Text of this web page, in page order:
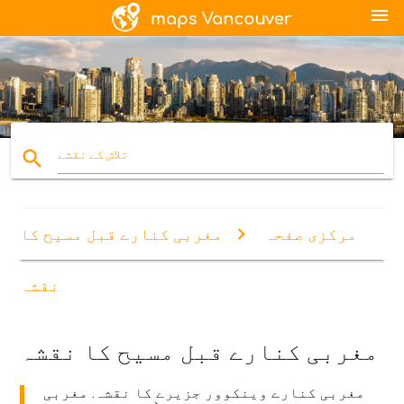
menu
search تلاش کے نقشے
مرکزی صفحہ مغربی کنارے قبل مسیح کا
نقشہ
مغربی کنارے قبل مسیح کا نقشہ
مغربی کنارے وینکوور جزیرے کا نقشہ. مغربی